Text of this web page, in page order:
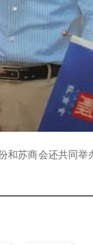
苏商会还共同举